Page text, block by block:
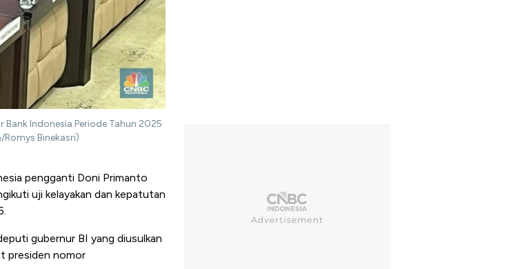
Bank Indonesia Periode Tahun 2025
Binekasri)
pengganti Doni Primanto
uji kelayakan dan kepatutan
gubernur BI yang diusulkan
presiden nomor